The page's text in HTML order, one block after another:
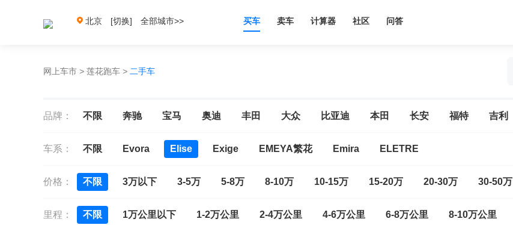
北京 [切换] 全部城市>> 买车 卖车 计算器 社区 问答
网上车市 > 莲花跑车 > 二手车
品牌： 不限 奔驰 宝马 奥迪 丰田 大众 比亚迪 本田 长安 福特 吉利
车系： 不限 Evora Elise Exige EMEYA繁花 Emira ELETRE
价格： 不限 3万以下 3-5万 5-8万 8-10万 10-15万 15-20万 20-30万 30-50万
里程： 不限 1万公里以下 1-2万公里 2-4万公里 4-6万公里 6-8万公里 8-10万公里